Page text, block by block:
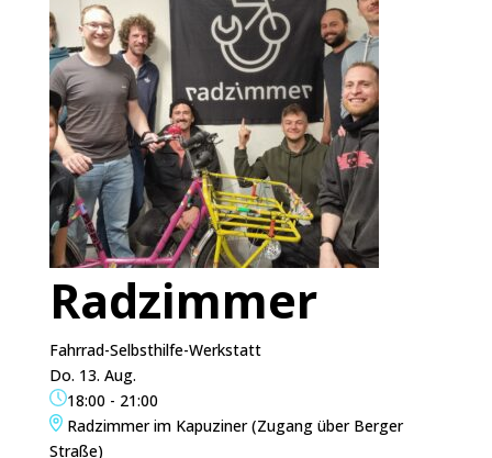
Radzimmer
Fahrrad-Selbsthilfe-Werkstatt
Do. 13. Aug.
18:00 - 21:00
Radzimmer im Kapuziner (Zugang über Berger
Straße)